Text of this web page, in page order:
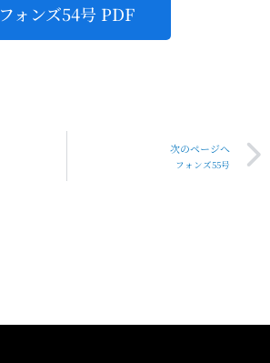
フォンズ54号 PDF
次のページへ
フォンズ55号